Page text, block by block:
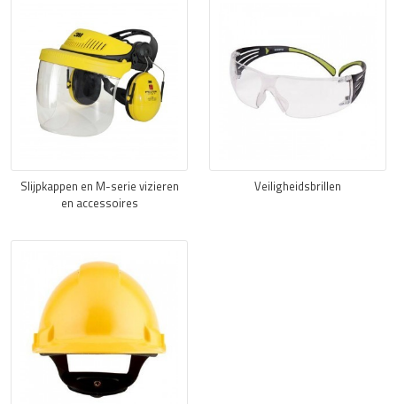
Slijpkappen en M-serie vizieren
en accessoires
Veiligheidsbrillen